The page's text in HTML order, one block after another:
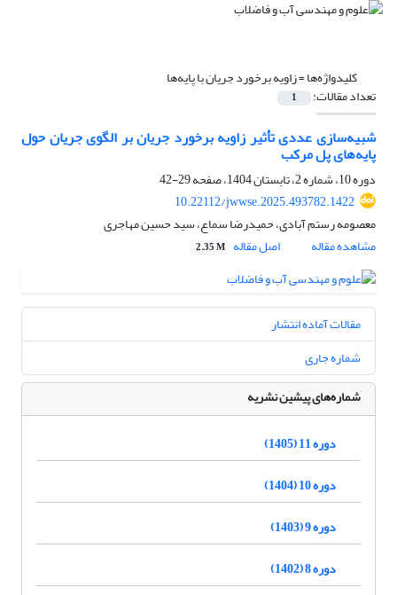
کلیدواژه‌ها =زاویه برخورد جریان با پایه‌ها
تعداد مقالات: 1
شبیه‌سازی عددی تأثیر زاویه برخورد جریان بر الگوی جریان حول
پایه‌های پل مرکب
دوره 10، شماره 2، تابستان 1404، صفحه
29-42
10.22112/jwwse.2025.493782.1422
معصومه رستم آبادی، حمیدرضا سماع، سید حسین مهاجری
مشاهده مقاله
اصل مقاله 2.35 M
مقالات آماده انتشار
شماره جاری
شماره‌های پیشین نشریه
دوره 11 (1405)
دوره 10 (1404)
دوره 9 (1403)
دوره 8 (1402)